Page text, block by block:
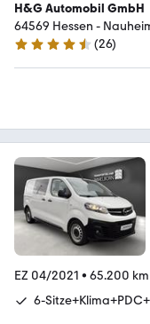
H&G Automobil GmbH
64569 Hessen -
4.5 Sterne
(26)
EZ 04/2021 • 65.200 km
6-